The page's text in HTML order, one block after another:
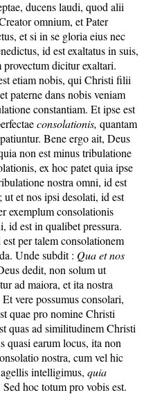
ducens laudi, quod alii
omnium, et Pater
et si in se gloria eius nec
id est exaltatus in suis,
dicitur exaltari.
etiam nobis, qui Christi filii
paterne dans nobis veniam
constantiam. Et ipse est
consolationis, quantam
Bene ergo ait, Deus
non est minus tribulatione
ex hoc patet quia ipse
nostra omni, id est
et nos ipsi desolati, id est
exemplum consolationis
id est in qualibet pressura.
per talem consolationem
Unde subdit : Qua et nos
dedit, non solum ut
ad maiora, et ita nostra
vere possumus consolari,
quae pro nomine Christi
quas ad similitudinem Christi
quasi earum locus, ita non
nostra, cum vel hic
intelligimus, quia
Sed hoc totum pro vobis est.